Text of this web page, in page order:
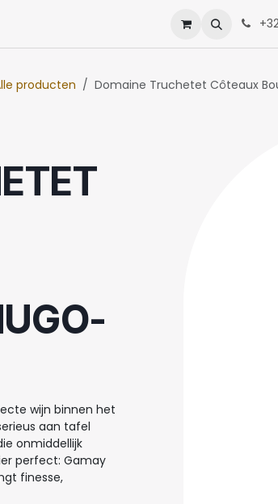
producten Domaine Truchetet Côteaux
wijn binnen het
aan tafel
onmiddellijk
perfect: Gamay
finesse,